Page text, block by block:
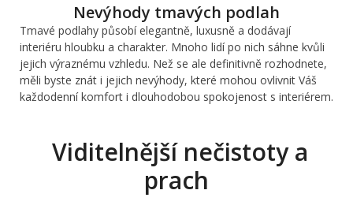
Nevýhody tmavých podlah
Tmavé podlahy působí elegantně, luxusně a dodávají
interiéru hloubku a charakter. Mnoho lidí po nich sáhne kvůli
jejich výraznému vzhledu. Než se ale definitivně rozhodnete,
měli byste znát i jejich nevýhody, které mohou ovlivnit Váš
každodenní komfort i dlouhodobou spokojenost s interiérem.
Viditelnější nečistoty a
prach